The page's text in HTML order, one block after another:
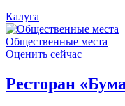
Калуга
Общественные места
Оценить сейчас
Ресторан